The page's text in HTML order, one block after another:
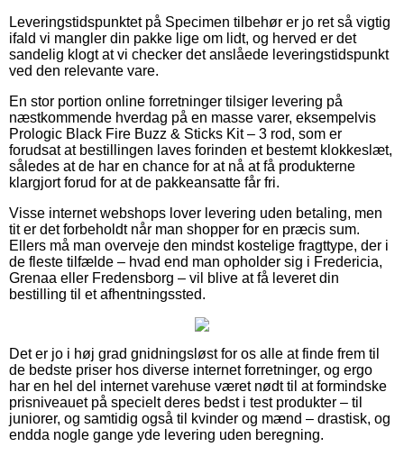
Leveringstidspunktet på Specimen tilbehør er jo ret så vigtig
ifald vi mangler din pakke lige om lidt, og herved er det
sandelig klogt at vi checker det anslåede leveringstidspunkt
ved den relevante vare.
En stor portion online forretninger tilsiger levering på
næstkommende hverdag på en masse varer, eksempelvis
Prologic Black Fire Buzz & Sticks Kit – 3 rod, som er
forudsat at bestillingen laves forinden et bestemt klokkeslæt,
således at de har en chance for at nå at få produkterne
klargjort forud for at de pakkeansatte får fri.
Visse internet webshops lover levering uden betaling, men
tit er det forbeholdt når man shopper for en præcis sum.
Ellers må man overveje den mindst kostelige fragttype, der i
de fleste tilfælde – hvad end man opholder sig i Fredericia,
Grenaa eller Fredensborg – vil blive at få leveret din
bestilling til et afhentningssted.
Det er jo i høj grad gnidningsløst for os alle at finde frem til
de bedste priser hos diverse internet forretninger, og ergo
har en hel del internet varehuse været nødt til at formindske
prisniveauet på specielt deres bedst i test produkter – til
juniorer, og samtidig også til kvinder og mænd – drastisk, og
endda nogle gange yde levering uden beregning.